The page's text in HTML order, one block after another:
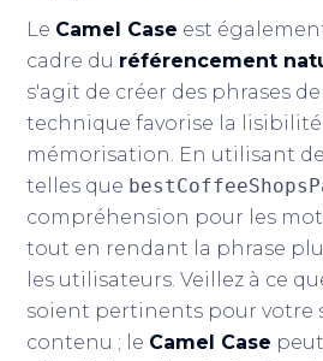
Le Camel Case est
cadre du référencement
s'agit de créer des phrases
technique favorise la lisibilité
mémorisation. En utilisant
telles que
compréhension pour les
tout en rendant la phrase
les utilisateurs. Veillez à ce
soient pertinents pour votre
contenu ; le Camel Case